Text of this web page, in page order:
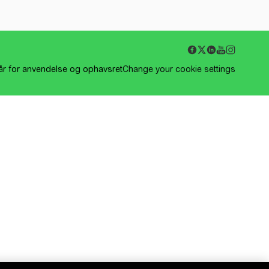
for anvendelse og ophavsretChange your cookie settings